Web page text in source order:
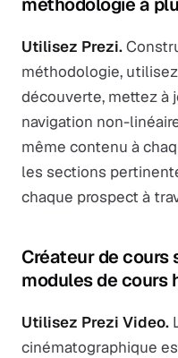
Utilisez Prezi.
méthodologie,
découverte, mettez à
navigation non-
même contenu à
les sections
chaque prospect à
Créateur de cours
modules de cours
Utilisez Prezi Video.
cinématographique